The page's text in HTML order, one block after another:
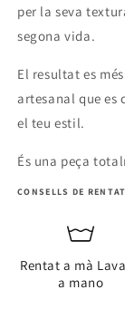
per la seva
segona vida.
El resultat es
artesanal que es
el teu estil.
És una peça
CONSELLS DE
Rentat a mà
a mano